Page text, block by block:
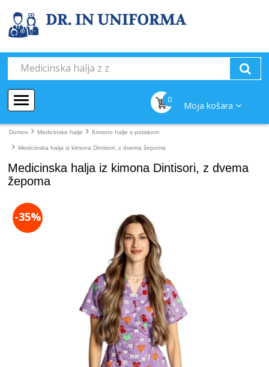
0
Moja košara
Domov Medicinske halje Kimono halje s potiskom
Medicinska halja iz kimona Dintisori, z dvema žepoma
Medicinska halja iz kimona Dintisori, z dvema
žepoma
-35%